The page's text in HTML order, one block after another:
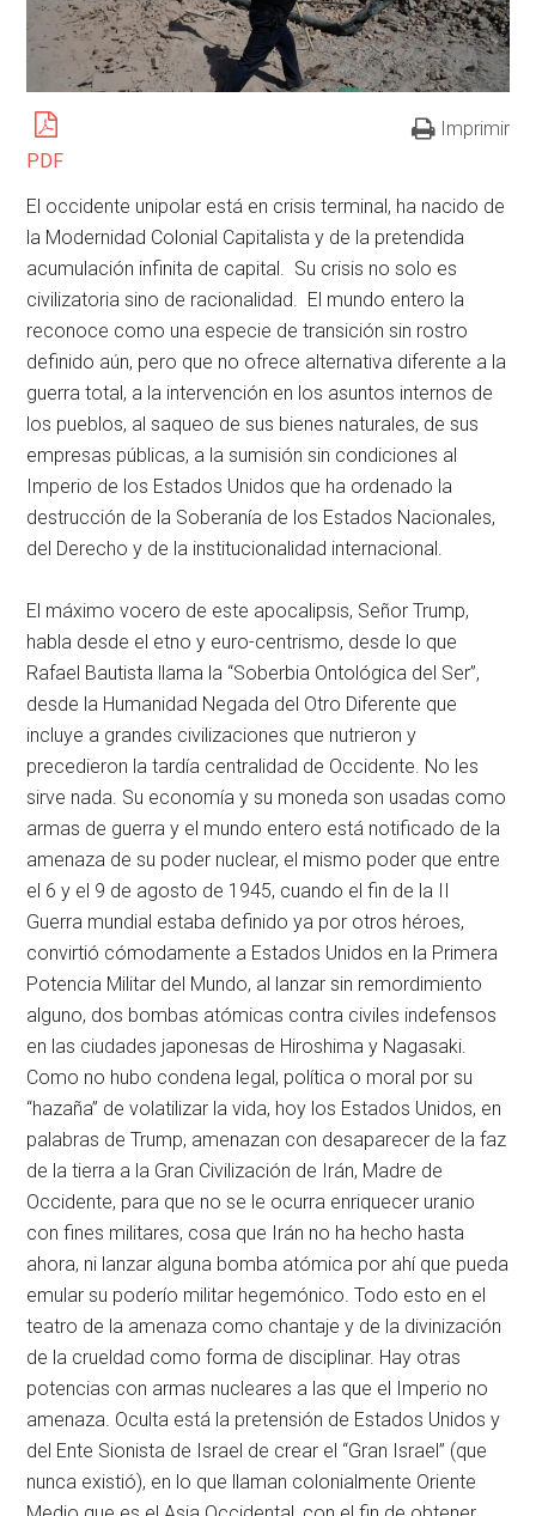
PDF
Imprimir
El occidente unipolar está en crisis terminal, ha nacido de
la Modernidad Colonial Capitalista y de la pretendida
acumulación infinita de capital. Su crisis no solo es
civilizatoria sino de racionalidad. El mundo entero la
reconoce como una especie de transición sin rostro
definido aún, pero que no ofrece alternativa diferente a la
guerra total, a la intervención en los asuntos internos de
los pueblos, al saqueo de sus bienes naturales, de sus
empresas públicas, a la sumisión sin condiciones al
Imperio de los Estados Unidos que ha ordenado la
destrucción de la Soberanía de los Estados Nacionales,
del Derecho y de la institucionalidad internacional.
El máximo vocero de este apocalipsis, Señor Trump,
habla desde el etno y euro-centrismo, desde lo que
Rafael Bautista llama la “Soberbia Ontológica del Ser”,
desde la Humanidad Negada del Otro Diferente que
incluye a grandes civilizaciones que nutrieron y
precedieron la tardía centralidad de Occidente. No les
sirve nada. Su economía y su moneda son usadas como
armas de guerra y el mundo entero está notificado de la
amenaza de su poder nuclear, el mismo poder que entre
el 6 y el 9 de agosto de 1945, cuando el fin de la II
Guerra mundial estaba definido ya por otros héroes,
convirtió cómodamente a Estados Unidos en la Primera
Potencia Militar del Mundo, al lanzar sin remordimiento
alguno, dos bombas atómicas contra civiles indefensos
en las ciudades japonesas de Hiroshima y Nagasaki.
Como no hubo condena legal, política o moral por su
“hazaña” de volatilizar la vida, hoy los Estados Unidos, en
palabras de Trump, amenazan con desaparecer de la faz
de la tierra a la Gran Civilización de Irán, Madre de
Occidente, para que no se le ocurra enriquecer uranio
con fines militares, cosa que Irán no ha hecho hasta
ahora, ni lanzar alguna bomba atómica por ahí que pueda
emular su poderío militar hegemónico. Todo esto en el
teatro de la amenaza como chantaje y de la divinización
de la crueldad como forma de disciplinar. Hay otras
potencias con armas nucleares a las que el Imperio no
amenaza. Oculta está la pretensión de Estados Unidos y
del Ente Sionista de Israel de crear el “Gran Israel” (que
nunca existió), en lo que llaman colonialmente Oriente